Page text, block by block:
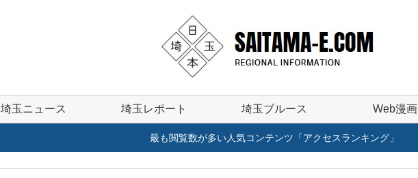
埼玉ニュース 埼玉レポート 埼玉ブルース Web漫画
最も閲覧数が多い人気コンテンツ「アクセスランキング」